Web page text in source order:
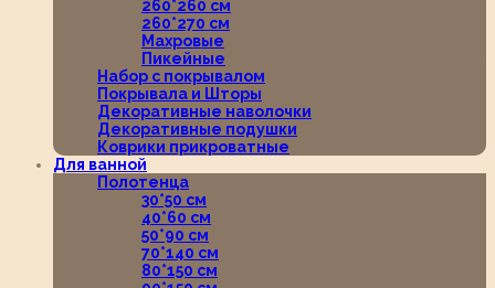
260*260 см
260*270 см
Махровые
Пикейные
Набор с покрывалом
Покрывала и Шторы
Декоративные наволочки
Декоративные подушки
Коврики прикроватные
Для ванной
Полотенца
30*50 см
40*60 см
50*90 см
70*140 см
80*150 см